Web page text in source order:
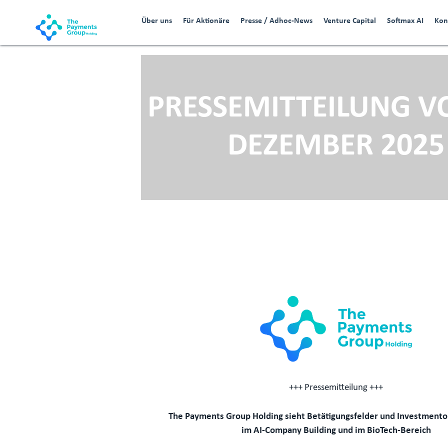
Über uns Für Aktionäre Presse / Adhoc-News Venture Capital Softmax AI
PRESSEMITTEILUNG
DEZEMBER 2025
+++ Pressemitteilung +++
The Payments Group Holding sieht Betätigungsfelder und
im AI-Company Building und im BioTech-Bereich